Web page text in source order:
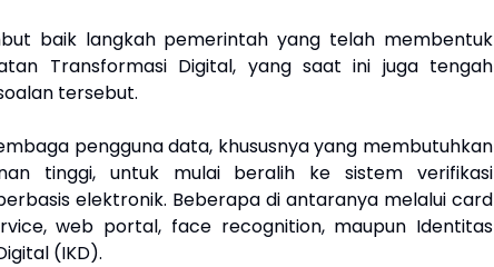
baik langkah pemerintah yang telah membentuk
Transformasi Digital, yang saat ini juga tengah
tersebut.
pengguna data, khususnya yang membutuhkan
tinggi, untuk mulai beralih ke sistem verifikasi
elektronik. Beberapa di antaranya melalui card
web portal, face recognition, maupun Identitas
(IKD).